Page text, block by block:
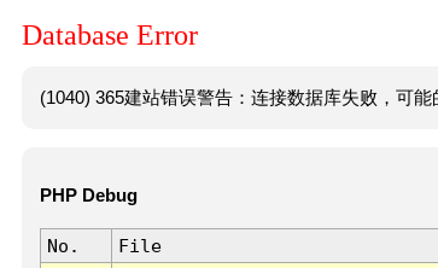
Database Error
(1040) 365建站错误警告：连接数据库失败，可
PHP Debug
No. File